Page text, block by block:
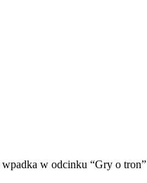
w odcinku “Gry o tron”